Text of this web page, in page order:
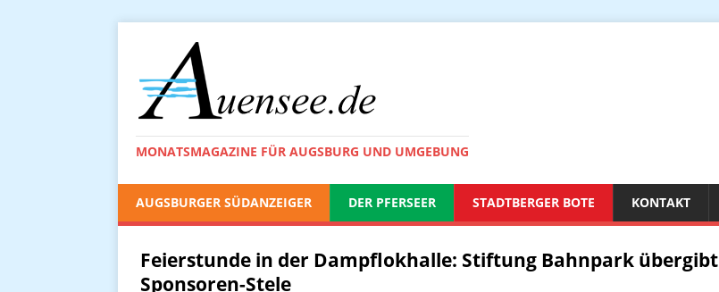
MONATSMAGAZINE FÜR AUGSBURG UND UMGEBUNG
AUGSBURGER SÜDANZEIGER DER PFERSEER STADTBERGER BOTE KONTAKT
Feierstunde in der Dampflokhalle: Stiftung Bahnpark übergibt
Sponsoren-Stele